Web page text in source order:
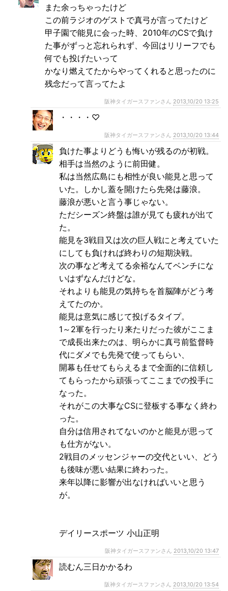
また余っちゃったけど
この前ラジオのゲストで真弓が言ってたけど
甲子園で能見に会った時、2010年のCSで負け
た事がずっと忘れられず、今回はリリーフでも
何でも投げたいって
かなり燃えてたからやってくれると思ったのに
残念だって言ってたよ
阪神タイガースファンさん 2013,10/20 13:25
・・・・♡
阪神タイガースファンさん 2013,10/20 13:44
負けた事よりどうも悔いが残るのが初戦。
相手は当然のように前田健。
私は当然広島にも相性が良い能見と思って
いた。しかし蓋を開けたら先発は藤浪。
藤浪が悪いと言う事じゃない。
ただシーズン終盤は誰が見ても疲れが出て
た。
能見を3戦目又は次の巨人戦にと考えていた
にしても負ければ終わりの短期決戦。
次の事など考えてる余裕なんてベンチにな
いはずなんだけどな。
それよりも能見の気持ちを首脳陣がどう考
えてたのか。
能見は意気に感じて投げるタイプ。
1～2軍を行ったり来たりだった彼がここま
で成長出来たのは、明らかに真弓前監督時
代にダメでも先発で使ってもらい、
開幕も任せてもらえるまで全面的に信頼し
てもらったから頑張ってここまでの投手に
なった。
それがこの大事なCSに登板する事なく終わ
った。
自分は信用されてないのかと能見が思って
も仕方がない。
2戦目のメッセンジャーの交代といい、どう
も後味が悪い結果に終わった。
来年以降に影響が出なければいいと思う
が。
デイリースポーツ 小山正明
阪神タイガースファンさん 2013,10/20 13:47
読むん三日かかるわ
阪神タイガースファンさん 2013,10/20 13:54